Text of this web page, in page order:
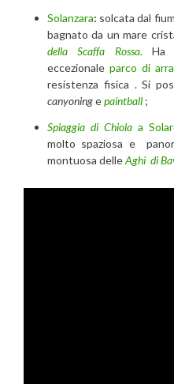
Solanzara: solcata dal
bagnato da un mare
della Scaffa Rossa. Ha
eccezionale parco di
resistenza fisica . Si
canyoningepaintball ;
Spiaggia di Chiola a
molto spaziosa e
montuosa delleAghi di